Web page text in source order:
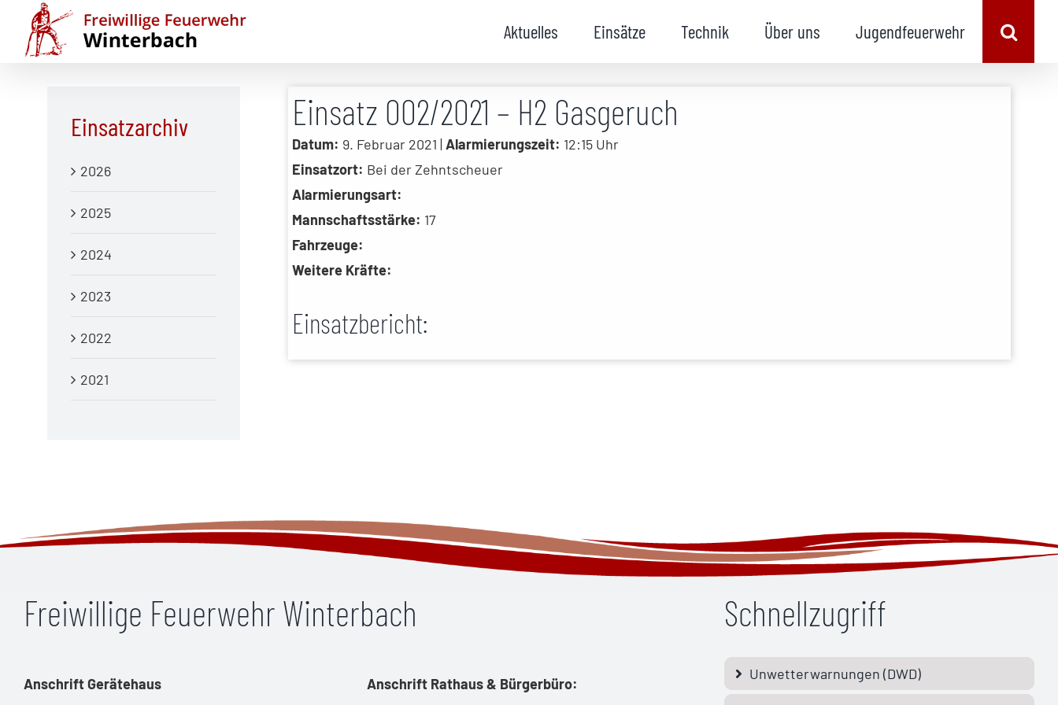
Inhalt
springen
Aktuelles Einsätze Technik Über uns Jugendfeuerwehr
Einsatz 002/2021 – H2 Gasgeruch
Datum: 9. Februar 2021 |Alarmierungszeit: 12:15 Uhr
Einsatzort: Bei der Zehntscheuer
Alarmierungsart:
Mannschaftsstärke: 17
Fahrzeuge:
Weitere Kräfte:
Einsatzbericht:
Einsatzarchiv
2026
2025
2024
2023
2022
2021
Freiwillige Feuerwehr Winterbach
Anschrift Gerätehaus
Anschrift Rathaus & Bürgerbüro:
Schnellzugriff
Unwetterwarnungen (DWD)